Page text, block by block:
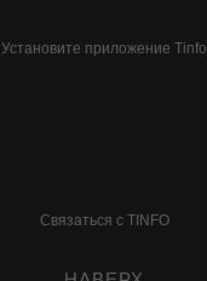
Установите приложение Tinfo
Связаться с TINFO